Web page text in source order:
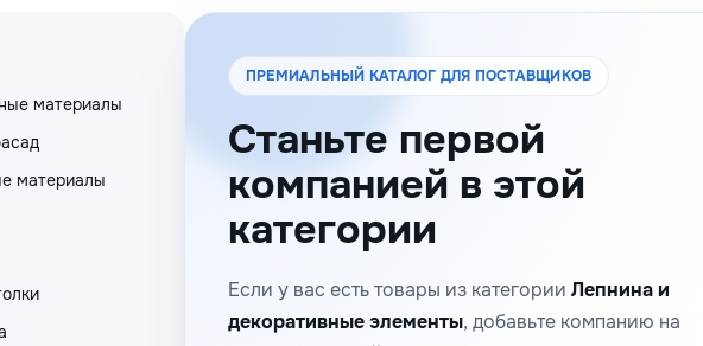
материалы
материалы
ПРЕМИАЛЬНЫЙ КАТАЛОГ ДЛЯ ПОСТАВЩИКОВ
Станьте первой
компанией в этой
категории
Если у вас есть товары из категории Лепнина и
декоративные элементы, добавьте компанию на